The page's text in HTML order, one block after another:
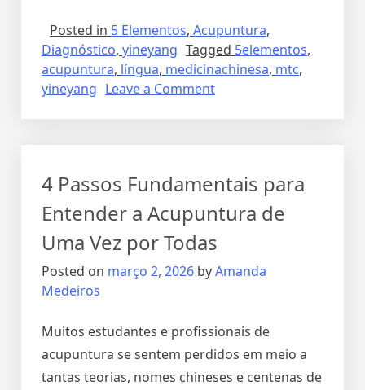
Posted in 5 Elementos, Acupuntura,
Diagnóstico, yineyang Tagged 5elementos,
acupuntura, língua, medicinachinesa, mtc,
yineyang Leave a Comment
4 Passos Fundamentais para
Entender a Acupuntura de
Uma Vez por Todas
Posted on março 2, 2026 byAmanda
Medeiros
Muitos estudantes e profissionais de
acupuntura se sentem perdidos em meio a
tantas teorias, nomes chineses e centenas de